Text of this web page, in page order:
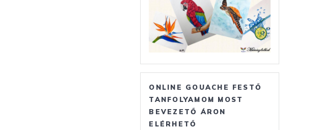
ONLINE GOUACHE FESTŐ
TANFOLYAMOM MOST
BEVEZETŐ ÁRON
ELÉRHETŐ